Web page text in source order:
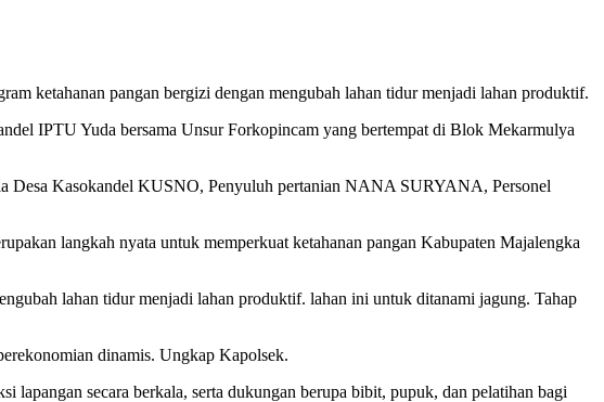
ketahanan pangan bergizi dengan mengubah lahan tidur menjadi lahan produktif.
IPTU Yuda bersama Unsur Forkopincam yang bertempat di Blok Mekarmulya
Kasokandel KUSNO, Penyuluh pertanian NANA SURYANA, Personel
langkah nyata untuk memperkuat ketahanan pangan Kabupaten Majalengka
lahan tidur menjadi lahan produktif. lahan ini untuk ditanami jagung. Tahap
dinamis. Ungkap Kapolsek.
lapangan secara berkala, serta dukungan berupa bibit, pupuk, dan pelatihan bagi